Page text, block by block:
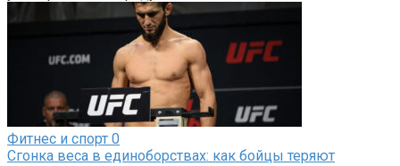
Фитнес и спорт 0
Сгонка веса в единоборствах: как бойцы теряют